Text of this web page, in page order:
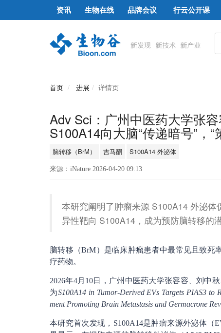
资讯 生物在线 品牌会议 行云公开课
首页 进展 详情页
Adv Sci：广州中医药大学张
S100A14向大脑“传递暗号”，
脑转移（BrM） 吉马酮 S100A14 外泌体
来源：iNature 2026-04-20 09:13
本研究阐明了肿瘤来源 S100A14 外泌
异性靶向 S100A14，成为预防脑转移的
脑转移（BrM）是临床肿瘤患者中最常见且致死
疗药物。
2026年4月10日，广州中医药大学张容容、刘中
为S100A14 in Tumor-Derived EVs Targets PIAS3 to
ment Promoting Brain Metastasis and Germacrone
本研究首次发现，S100A14是肿瘤来源外泌体